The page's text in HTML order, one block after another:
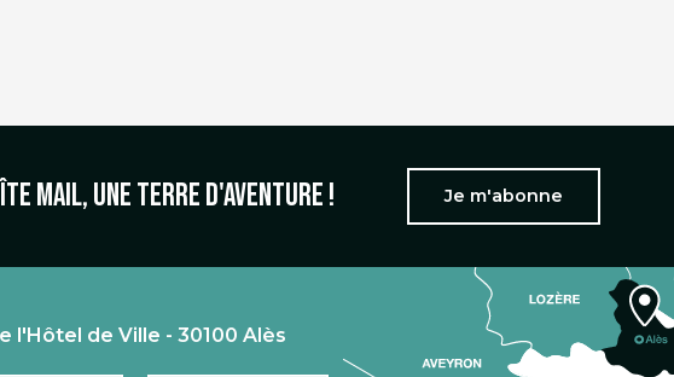
mail, une terre d'aventure ! Je m'abonne
l'Hôtel de Ville - 30100 Alès